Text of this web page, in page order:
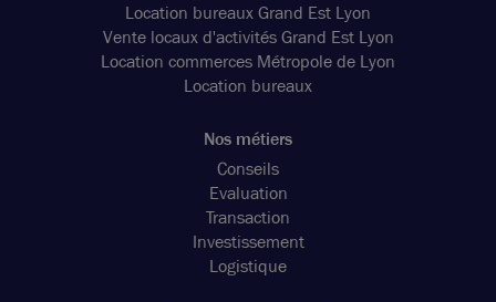
Location bureaux Grand Est Lyon
Vente locaux d'activités Grand Est Lyon
Location commerces Métropole de Lyon
Location bureaux
Nos métiers
Conseils
Evaluation
Transaction
Investissement
Logistique